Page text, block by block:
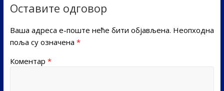
Оставите одговор
Ваша адреса е-поште неће бити објављена. Неопходна
поља су означена *
Коментар *